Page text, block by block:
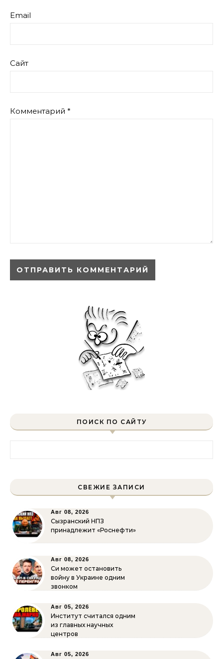
Email
Сайт
Комментарий *
ПОИСК ПО САЙТУ
СВЕЖИЕ ЗАПИСИ
Авг 08, 2026
Сызранский НПЗ
принадлежит «Роснефти»
Авг 08, 2026
Си может остановить
войну в Украине одним
звонком
Авг 05, 2026
Институт считался одним
из главных научных
центров
Авг 05, 2026